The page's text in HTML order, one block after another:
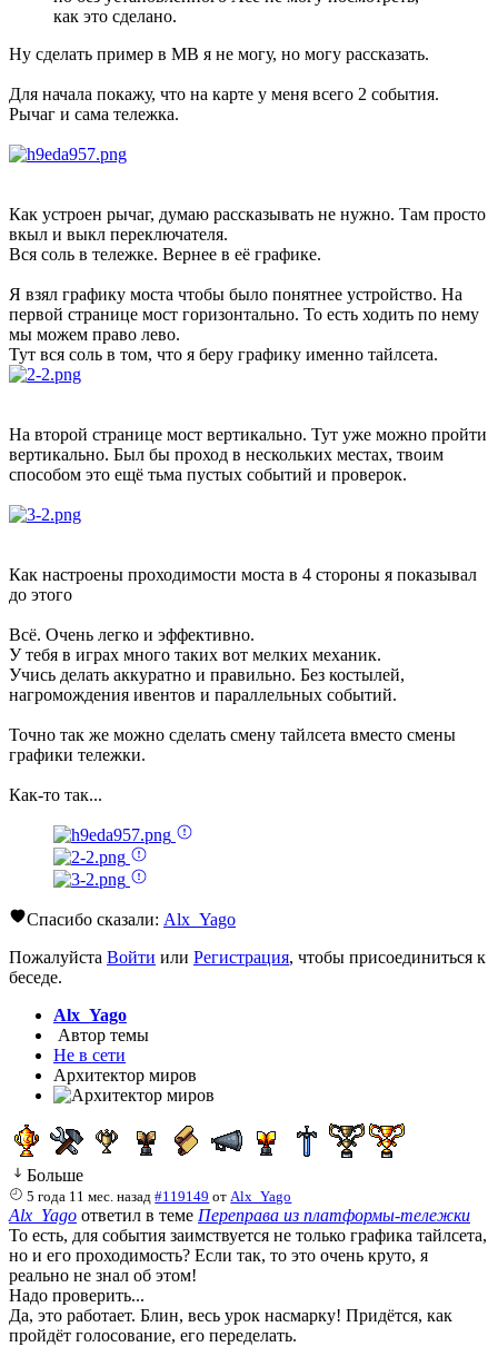
как это сделано.
Ну сделать пример в МВ я не могу, но могу рассказать.
Для начала покажу, что на карте у меня всего 2 события.
Рычаг и сама тележка.
Как устроен рычаг, думаю рассказывать не нужно. Там просто
вкыл и выкл переключателя.
Вся соль в тележке. Вернее в её графике.
Я взял графику моста чтобы было понятнее устройство. На
первой странице мост горизонтально. То есть ходить по нему
мы можем право лево.
Тут вся соль в том, что я беру графику именно тайлсета.
На второй странице мост вертикально. Тут уже можно пройти
вертикально. Был бы проход в нескольких местах, твоим
способом это ещё тьма пустых событий и проверок.
Как настроены проходимости моста в 4 стороны я показывал
до этого
Всё. Очень легко и эффективно.
У тебя в играх много таких вот мелких механик.
Учись делать аккуратно и правильно. Без костылей,
нагромождения ивентов и параллельных событий.
Точно так же можно сделать смену тайлсета вместо смены
графики тележки.
Как-то так...
Спасибо сказали: Alx_Yago
Пожалуйста Войти или Регистрация, чтобы присоединиться к
беседе.
Alx_Yago
Автор темы
Не в сети
Архитектор миров
Больше
5 года 11 мес. назад #119149 отAlx_Yago
Alx_Yago ответил в теме Переправа из платформы-тележки
То есть, для события заимствуется не только графика тайлсета,
но и его проходимость? Если так, то это очень круто, я
реально не знал об этом!
Надо проверить...
Да, это работает. Блин, весь урок насмарку! Придётся, как
пройдёт голосование, его переделать.